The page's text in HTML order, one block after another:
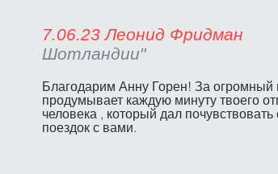
7.06.23 Леонид
Шотландии"
Благодарим Анну Горен! За огромный
продумывает каждую минуту твоего
человека , который дал
поездок с вами.